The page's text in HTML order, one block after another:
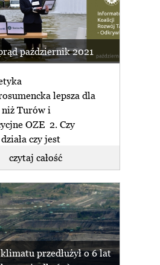
październik 2021
lepsza dla
Turów i
OZE 2. Czy
czy jest
3. Węgiel w Turowie,
czytaj całość
przedłużył o 6 lat